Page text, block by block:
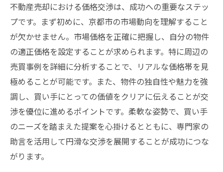
不動産売却における価格交渉は、成功への重要なステッ
プです。まず初めに、京都市の市場動向を理解すること
が欠かせません。市場価格を正確に把握し、自分の物件
の適正価格を設定することが求められます。特に周辺の
売買事例を詳細に分析することで、リアルな価格帯を見
極めることが可能です。また、物件の独自性や魅力を強
調し、買い手にとっての価値をクリアに伝えることが交
渉を優位に進めるポイントです。柔軟な姿勢で、買い手
のニーズを踏まえた提案を心掛けるとともに、専門家の
助言を活用して円滑な交渉を展開することが成功につな
がります。